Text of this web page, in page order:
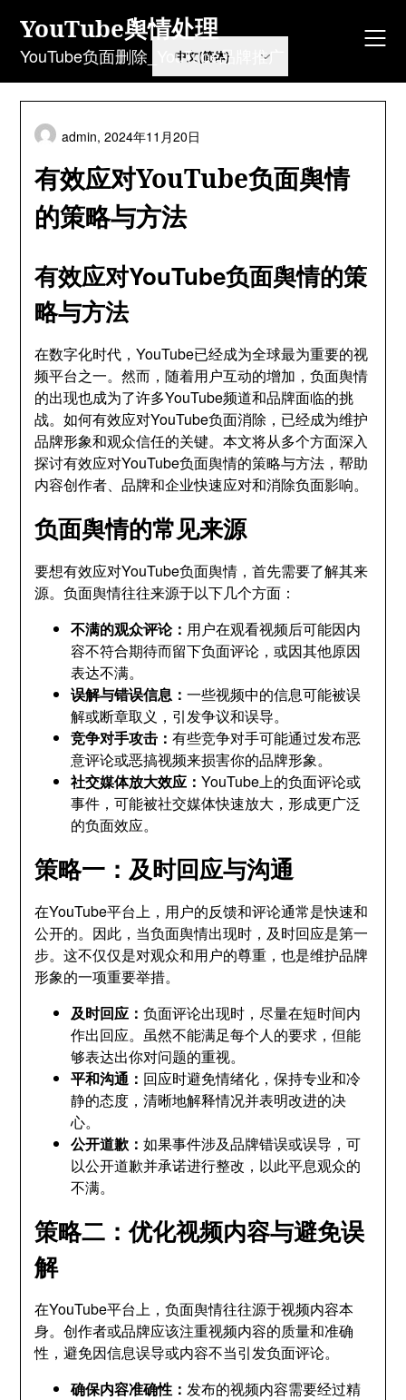
content
YouTube舆情处理
YouTube负面删除_YouTube品牌推广
有效应对YouTube负面舆情
的策略与方法
admin,2024年11月20日
有效应对YouTube负面舆情的策
略与方法
在数字化时代，YouTube已经成为全球最为重要的视
频平台之一。然而，随着用户互动的增加，负面舆情
的出现也成为了许多YouTube频道和品牌面临的挑
战。如何有效应对YouTube负面消除，已经成为维护
品牌形象和观众信任的关键。本文将从多个方面深入
探讨有效应对YouTube负面舆情的策略与方法，帮助
内容创作者、品牌和企业快速应对和消除负面影响。
负面舆情的常见来源
要想有效应对YouTube负面舆情，首先需要了解其来
源。负面舆情往往来源于以下几个方面：
不满的观众评论： 用户在观看视频后可能因内
容不符合期待而留下负面评论，或因其他原因
表达不满。
误解与错误信息：一些视频中的信息可能被误
解或断章取义，引发争议和误导。
竞争对手攻击：有些竞争对手可能通过发布恶
意评论或恶搞视频来损害你的品牌形象。
社交媒体放大效应：YouTube上的负面评论或
事件，可能被社交媒体快速放大，形成更广泛
的负面效应。
策略一：及时回应与沟通
在YouTube平台上，用户的反馈和评论通常是快速和
公开的。因此，当负面舆情出现时，及时回应是第一
步。这不仅仅是对观众和用户的尊重，也是维护品牌
形象的一项重要举措。
及时回应：负面评论出现时，尽量在短时间内
作出回应。虽然不能满足每个人的要求，但能
够表达出你对问题的重视。
平和沟通： 回应时避免情绪化，保持专业和冷
静的态度，清晰地解释情况并表明改进的决
心。
公开道歉：如果事件涉及品牌错误或误导，可
以公开道歉并承诺进行整改，以此平息观众的
不满。
策略二：优化视频内容与避免误
解
在YouTube平台上，负面舆情往往源于视频内容本
身。创作者或品牌应该注重视频内容的质量和准确
性，避免因信息误导或内容不当引发负面评论。
确保内容准确性：发布的视频内容需要经过精